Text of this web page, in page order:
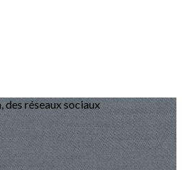
des réseaux sociaux